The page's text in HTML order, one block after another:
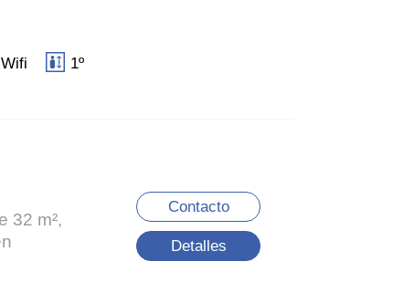
Wifi 1º
32 m²,
Contacto
Detalles